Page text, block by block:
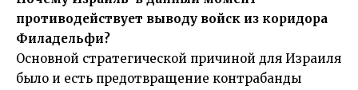
противодействует выводу войск из коридора
Филадельфи?
Основной стратегической причиной для Израиля
было и есть предотвращение контрабанды